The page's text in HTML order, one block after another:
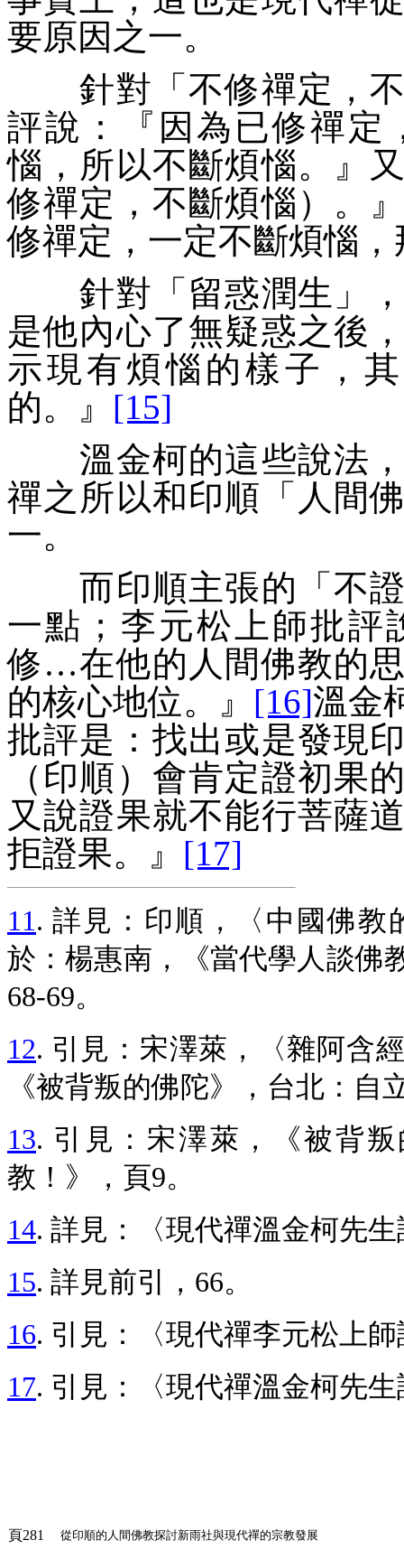
要原因之一。
針對「不修禪定，
評說：『 因為已修禪定
惱，所以不斷煩惱。
』
修禪定，不斷煩惱）。
修禪定，一定不斷煩惱
針對「 留惑潤生 」
是他內心了無疑惑之後
示現有煩惱的樣子，
的。
』 [15]
溫金柯的這些說法，
禪之所以和印順「 人間
一。
而印順主張的「 不
一點；李元松上師批評
修…在他的人間佛教的
的核心地位。
』 [16]溫金
批評是：找出或是發現
（印順）會肯定證初果
又說證果就不能行菩薩
拒證果。
』 [17]
11. 詳見：印順，〈中國佛教
於：楊惠南，《當代學人談佛
68-69。
12. 引見：宋澤萊，〈雜阿含
《被背叛的佛陀》，台北：自
13. 引見：宋澤萊，《被背
教！》，頁9。
14. 詳見：〈現代禪溫金柯先
15. 詳見前引，66。
16. 引見：〈現代禪李元松上
17. 引見：〈現代禪溫金柯先
頁281 從印順的人間佛教探討新雨社與現代禪的宗教發展